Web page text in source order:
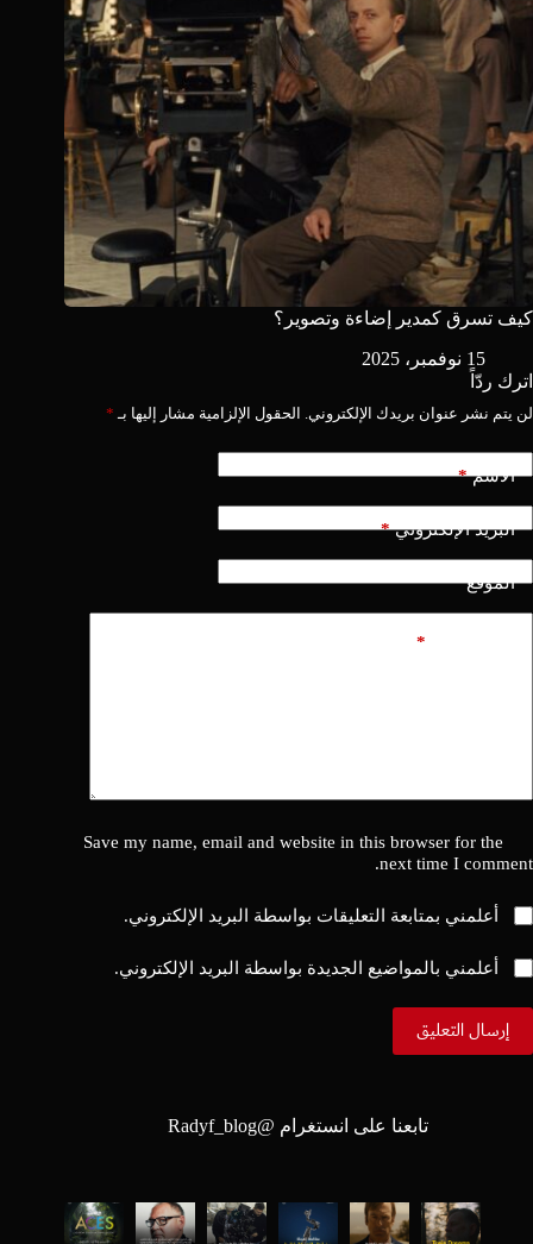
كيف تسرق كمدير إضاءة وتصوير؟
15 نوفمبر، 2025
اترك ردّاً
لن يتم نشر عنوان بريدك الإلكتروني. الحقول الإلزامية مشار إليها بـ *
الاسم*
البريد الإلكتروني*
الموقع
*
Save my name, email and website in this browser for the
next time I comment.
أعلمني بمتابعة التعليقات بواسطة البريد الإلكتروني.
أعلمني بالمواضيع الجديدة بواسطة البريد الإلكتروني.
إرسال التعليق
تابعنا على انستغرام @Radyf_blog